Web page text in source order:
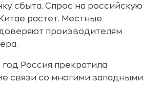
сбыта. Спрос на российскую
растет. Местные
производителям
Россия прекратила
связи со многими западными